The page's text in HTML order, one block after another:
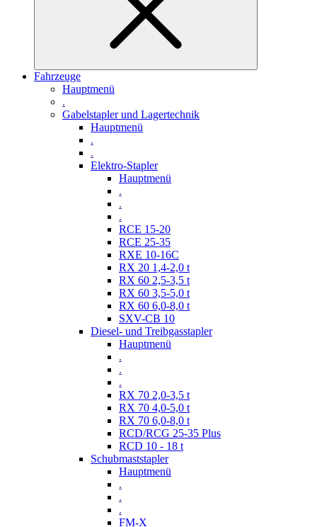
Fahrzeuge
Hauptmenü
.
Gabelstapler und Lagertechnik
Hauptmenü
.
.
Elektro-Stapler
Hauptmenü
.
.
.
RCE 15-20
RCE 25-35
RXE 10-16C
RX 20 1,4-2,0 t
RX 60 2,5-3,5 t
RX 60 3,5-5,0 t
RX 60 6,0-8,0 t
SXV-CB 10
Diesel- und Treibgasstapler
Hauptmenü
.
.
.
RX 70 2,0-3,5 t
RX 70 4,0-5,0 t
RX 70 6,0-8,0 t
RCD/RCG 25-35 Plus
RCD 10 - 18 t
Schubmaststapler
Hauptmenü
.
.
.
FM-X